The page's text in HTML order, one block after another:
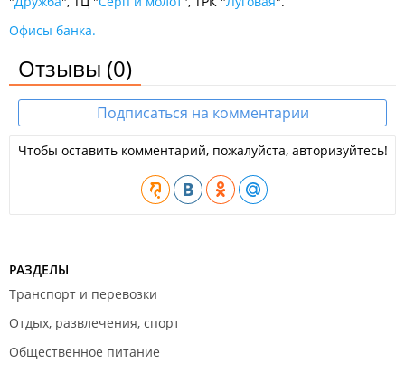
Офисы банка.
Отзывы (0)
Подписаться на комментарии
Чтобы оставить комментарий, пожалуйста, авторизуйтесь!
РАЗДЕЛЫ
Транспорт и перевозки
Отдых, развлечения, спорт
Общественное питание